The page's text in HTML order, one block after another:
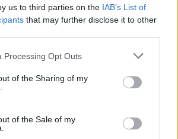
us to third parties on the IAB’s List of
that may further disclose it to other
website/app uses one or more Google
or usage behaviour. You may click to
to Google and its third-party tags to
specified purposes in below Google
Processing Opt Outs
of the Sharing of my
of the Sale of my
BENCE
GÁL RÉKA ÁGOTA